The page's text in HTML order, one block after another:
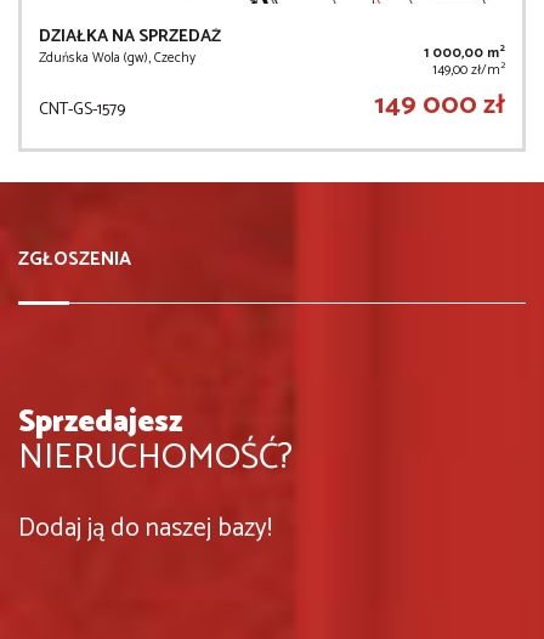
DZIAŁKA NA SPRZEDAŻ
Zduńska Wola (gw), Czechy 1 000,00 m2
149,00 zł/m2
CNT-GS-1579 149 000 zł
ZGŁOSZENIA
Sprzedajesz
NIERUCHOMOŚĆ?
Dodaj ją do naszej bazy!